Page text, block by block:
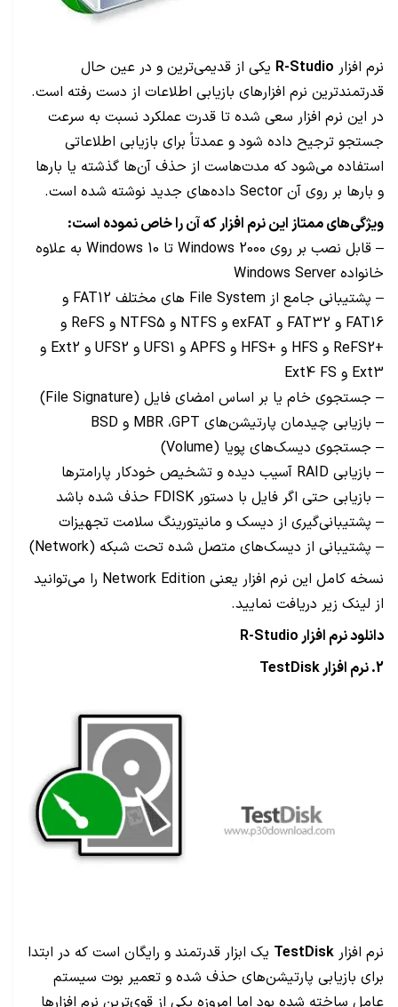
نرم افزار R-Studio یکی از قدیمی‌ترین و در عین حال
قدرتمندترین نرم افزارهای بازیابی اطلاعات از دست رفته است.
در این نرم افزار سعی شده تا قدرت عملکرد نسبت به سرعت
جستجو ترجیح داده شود و عمدتاً برای بازیابی اطلاعاتی
استفاده می‌شود که مدت‌هاست از حذف آن‌ها گذشته یا بارها
و بارها بر روی آن Sector داده‌های جدید نوشته شده است.
ویژگی‌های ممتاز این نرم افزار که آن را خاص نموده است:
– قابل نصب بر روی Windows 2000 تا Windows 10 به علاوه
خانواده Windows Server
– پشتیبانی جامع از File System های مختلف FAT12 و
FAT16 و FAT32 و exFAT و NTFS و NTFS5 و ReFS و
+ReFS2 و HFS و +HFS و APFS و UFS1 و UFS2 و Ext2 و
Ext3 و Ext4 FS
– جستجوی خام یا بر اساس امضای فایل (File Signature)
– بازیابی چیدمان پارتیشن‌های MBR ،GPT و BSD
– جستجوی دیسک‌های پویا (Volume)
– بازیابی RAID آسیب دیده و تشخیص خودکار پارامترها
– بازیابی حتی اگر فایل با دستور FDISK حذف شده باشد
– پشتیبانی‌گیری از دیسک و مانیتورینگ سلامت تجهیزات
– پشتیبانی از دیسک‌های متصل شده تحت شبکه (Network)
نسخه کامل این نرم افزار یعنی Network Edition را می‌توانید
از لینک زیر دریافت نمایید.
دانلود نرم افزار R-Studio
2. نرم افزار TestDisk
نرم افزار TestDisk یک ابزار قدرتمند و رایگان است که در ابتدا
برای بازیابی پارتیشن‌های حذف شده و تعمیر بوت سیستم
عامل ساخته شده بود اما امروزه یکی از قوی‌ترین نرم افزارها